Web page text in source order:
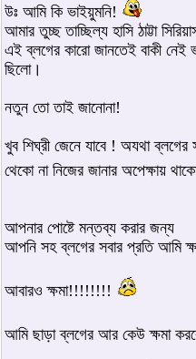
উঃ আমি কি ভাইয়ুমনি!
আমার তুচ্ছ তাচ্ছিল্য হাসি ঠাট্টা
এই ব্লগের কারো জানতেই বাকী নেই
ছিলো।
নতুন তো তাই জানোনা!
খুব শিঘ্রী জেনে যাবে ! অযথা ব্লগের
থেকো না নিজের জানার অপেক্ষায়
আপনার পোষ্টে মন্তব্য করার জন্য
আপনি সহ ব্লগের সবার প্রতি আমি
আবারও ক্ষমা!!!!!!!!
আমি ছাড়া ব্লগের আর কেউ ক্ষমা